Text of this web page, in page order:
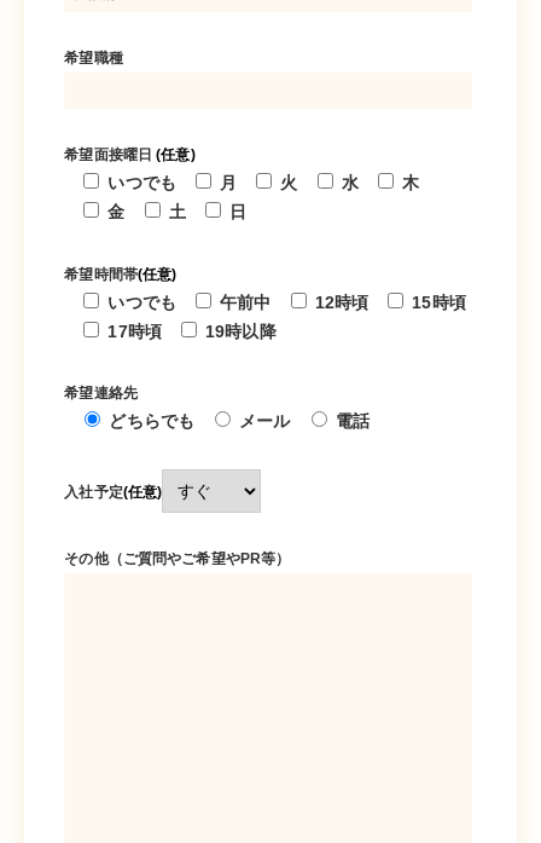
希望職種
希望面接曜日(任意)
いつでも 月 火 水
木
金
土 日
希望時間帯(任意)
いつでも 午前中 12時頃
15時頃
17時頃
19時以降
希望連絡先
どちらでも メール 電話
入社予定(任意)
その他（ご質問やご希望やPR等）